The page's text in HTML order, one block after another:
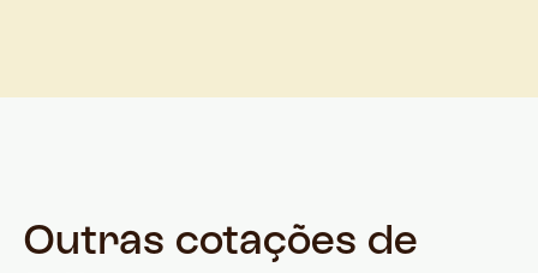
Outras cotações de